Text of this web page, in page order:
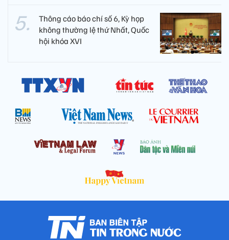
Thông cáo báo chí số 6, Kỳ họp
không thường lệ thứ Nhất, Quốc
hội khóa XVI